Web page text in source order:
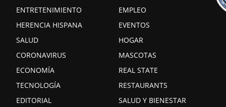
ENTRETENIMIENTO
HERENCIA HISPANA
SALUD
CORONAVIRUS
ECONOMÍA
TECNOLOGÍA
EDITORIAL
EMPLEO
EVENTOS
HOGAR
MASCOTAS
REAL STATE
RESTAURANTS
SALUD Y BIENESTAR